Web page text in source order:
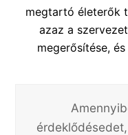
megtartó életerők
azaz a
megerősítése,